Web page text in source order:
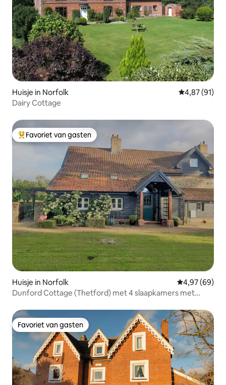
Huisje in Norfolk Gemiddelde
4,87 (91)
Dairy Cottage
Topfavoriet van gasten
Favoriet van gasten
Huisje in Norfolk Gemiddelde
4,97 (69)
Dunford Cottage (Thetford) met 4 slaapkamers met
Favoriet van gasten
Favoriet van gasten